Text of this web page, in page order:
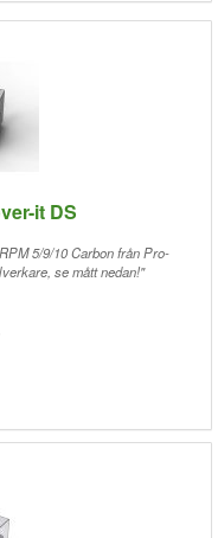
it DS
5/9/10 Carbon från Pro-
se mått nedan!"